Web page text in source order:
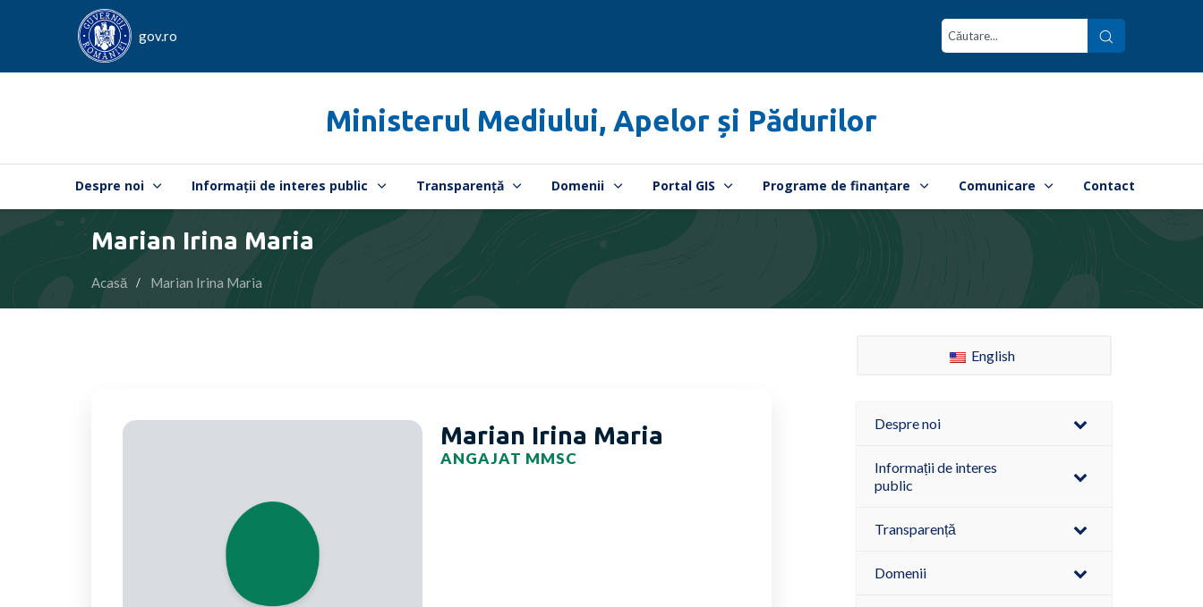
gov.ro
Ministerul Mediului, Apelor și Pădurilor
Despre noi Informații de interes public Transparență Domenii Portal GIS Programe de finanțare Comunicare Contact
Marian Irina Maria
Acasă Marian Irina Maria
Marian Irina Maria
ANGAJAT MMSC
English
Despre noi
Informații de interes
public
Transparență
Domenii